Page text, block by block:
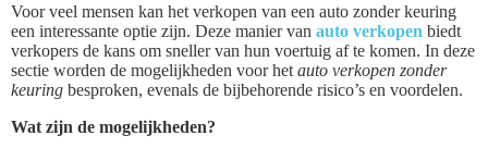
Voor veel mensen kan het verkopen van een auto zonder keuring
een interessante optie zijn. Deze manier van auto verkopen biedt
verkopers de kans om sneller van hun voertuig af te komen. In deze
sectie worden de mogelijkheden voor het auto verkopen zonder
keuring besproken, evenals de bijbehorende risico’s en voordelen.
Wat zijn de mogelijkheden?